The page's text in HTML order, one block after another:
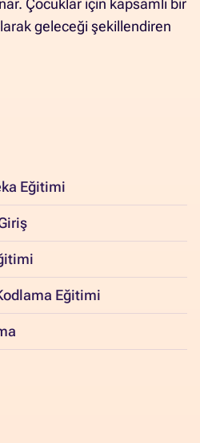
Çocuklar için kapsamlı bir
geleceği şekillendiren
Eğitimi
Eğitimi